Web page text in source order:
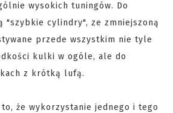
wysokich tuningów. Do
"szybkie cylindry", ze zmniejszoną
przede wszystkim nie tyle
kulki w ogóle, ale do
z krótką lufą.
że wykorzystanie jednego i tego